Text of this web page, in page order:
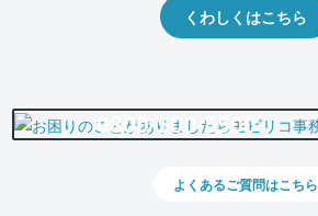
くわしくはこちら
0800-500-5500
よくあるご質問はこちら